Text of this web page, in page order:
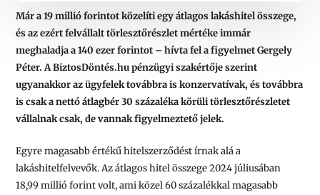
Már a 19 millió forintot közelíti egy átlagos lakáshitel összege,
és az ezért felvállalt törlesztőrészlet mértéke immár
meghaladja a 140 ezer forintot – hívta fel a figyelmet Gergely
Péter. A BiztosDöntés.hu pénzügyi szakértője szerint
ugyanakkor az ügyfelek továbbra is konzervatívak, és továbbra
is csak a nettó átlagbér 30 százaléka körüli törlesztőrészletet
vállalnak csak, de vannak figyelmeztető jelek.
Egyre magasabb értékű hitelszerződést írnak alá a
lakáshitelfelvevők. Az átlagos hitel összege 2024 júliusában
18,99 millió forint volt, ami közel 60 százalékkal magasabb